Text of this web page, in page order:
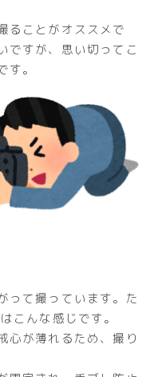
ることがオススメで
ですが、思い切ってこ
。
って撮っています。た
こんな感じです。
心が薄れるため、撮り